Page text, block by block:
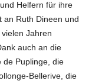
Helfern für ihre
an Ruth Dineen und
Jahren
auch an die
de Puplinge, die
Bellerive, die